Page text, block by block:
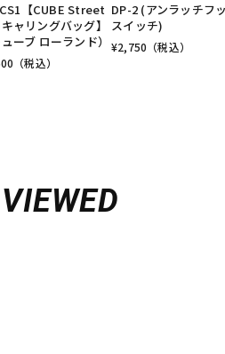
【CUBE Street
ャリングバッグ】
ューブ ローランド）
（税込）
DP-2 (アンラッチフ
スイッチ)
¥2,750 （税込）